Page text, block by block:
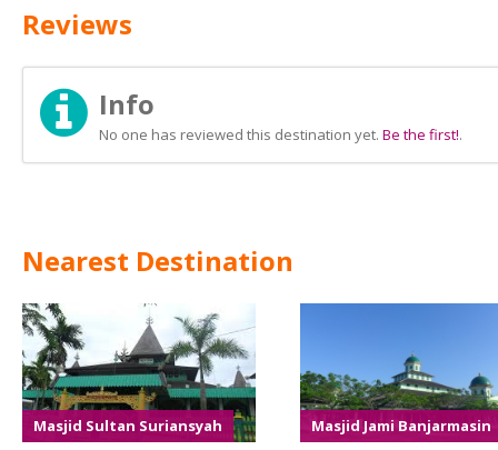
Reviews
Info
No one has reviewed this destination yet. Be the first!.
Nearest Destination
Masjid Sultan Suriansyah Masjid Jami Banjarmasin